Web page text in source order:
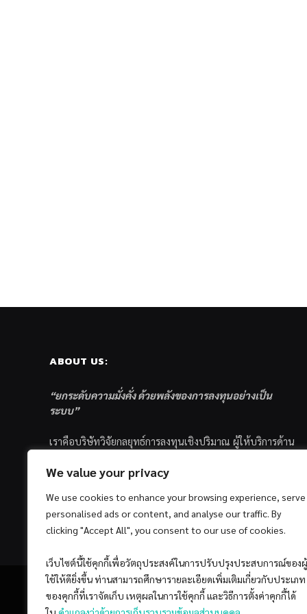
We value your privacy
We use cookies to enhance your browsing experience, serve
personalised ads or content, and analyse our traffic. By
clicking "Accept All", you consent to our use of cookies.
เว็บไซต์นี้ใช้คุกกี้เพื่อวัตถุประสงค์ในการปรับปรุงประสบการณ์ของผู้
ใช้ให้ดียิ่งขึ้น ท่านสามารถศึกษารายละเอียดเพิ่มเติมเกี่ยวกับประเภท
ของคุกกี้ที่เราจัดเก็บ เหตุผลในการใช้คุกกี้ และวิธีการตั้งค่าคุกกี้ได้
ABOUT US:
“ยกระดับความมั่งคั่ง ด้วยพลังของการลงทุนอย่างเป็น
ระบบ”
เราคือบริษัทวิจัยกลยุทธ์การลงทุนเชิงปริมาณ ผู้ให้บริการด้าน
ส่วนบุคคล ซึ่งมีเป้าหมายที่จะช่วยเหลือให้นักลงทุนไทย
ด้วยแนวคิดและกระบวนการลงทุนอย่างเป็นระบบแบบ
Quantitative & Systematic Investing